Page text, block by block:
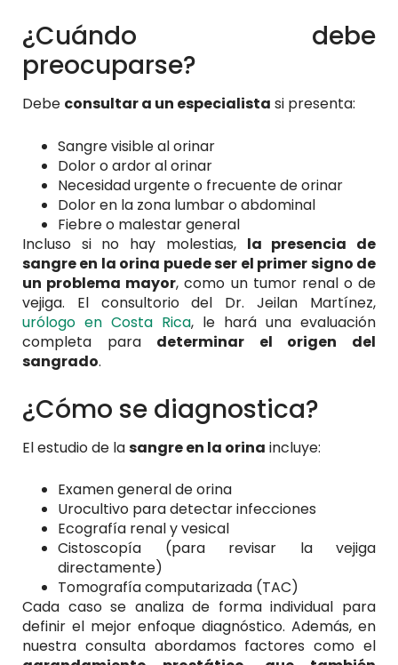
¿Cuándo debe
preocuparse?
Debe consultar a un especialista si presenta:
Sangre visible al orinar
Dolor o ardor al orinar
Necesidad urgente o frecuente de orinar
Dolor en la zona lumbar o abdominal
Fiebre o malestar general
Incluso si no hay molestias, la presencia de
sangre en la orina puede ser el primer signo de
un problema mayor, como un tumor renal o de
vejiga. El consultorio del Dr. Jeilan Martínez,
urólogo en Costa Rica, le hará una evaluación
completa para determinar el origen del
sangrado.
¿Cómo se diagnostica?
El estudio de lasangre en la orina incluye:
Examen general de orina
Urocultivo para detectar infecciones
Ecografía renal y vesical
Cistoscopía (para revisar la vejiga
directamente)
Tomografía computarizada (TAC)
Cada caso se analiza de forma individual para
definir el mejor enfoque diagnóstico. Además, en
nuestra consulta abordamos factores como el